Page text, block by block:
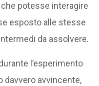
potesse interagire
esposto alle stesse
da assolvere.
l’esperimento
davvero avvincente,